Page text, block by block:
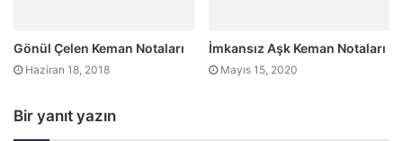
Gönül Çelen Keman Notaları
Haziran 18, 2018
İmkansız Aşk Keman Notaları
Mayıs 15, 2020
Bir yanıt yazın